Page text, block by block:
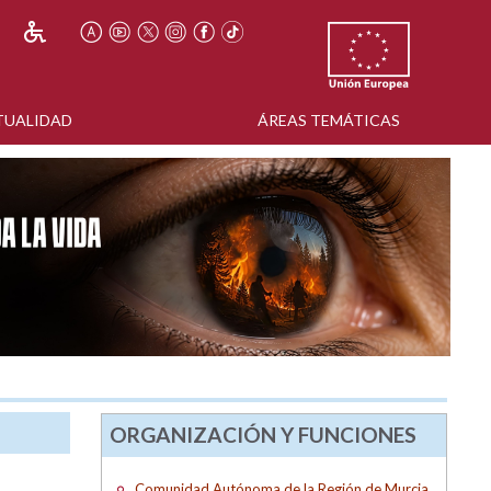
ÁREAS TEMÁTICAS
ORGANIZACIÓN Y FUNCIONES